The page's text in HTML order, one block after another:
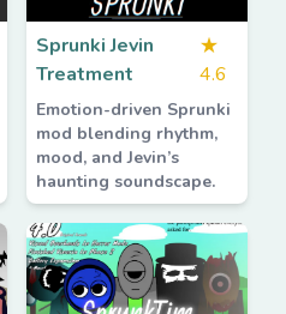
Sprunki Jevin
Treatment
★
4.6
Emotion-driven Sprunki
mod blending rhythm,
mood, and Jevin’s
haunting soundscape.